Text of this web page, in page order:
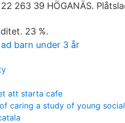
263 39 HÖGANÄS.
23 %.
barn under 3 år
att starta cafe
caring a study of young